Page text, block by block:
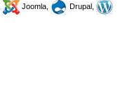
Joomla,
Drupal,